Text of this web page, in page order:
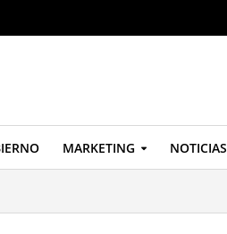
MARKETING NOTICIAS